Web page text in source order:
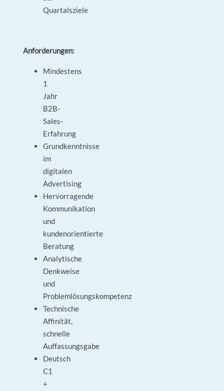
Quartalsziele
Anforderungen:
Mindestens
1
Jahr
B2B-
Sales-
Erfahrung
Grundkenntnisse
im
digitalen
Advertising
Hervorragende
Kommunikation
und
kundenorientierte
Beratung
Analytische
Denkweise
und
Problemlösungskompetenz
Technische
Affinität,
schnelle
Auffassungsgabe
Deutsch
C1
+